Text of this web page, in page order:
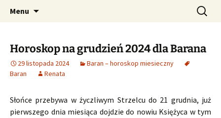
CzaroMarowy horoskop
dzienny, miesięczny i
tygodniowy
Profesjonalne przepowiednie astrologiczne
Menu Szukaj:
Horoskop na grudzień 2024 dla Barana
29 listopada 2024
Baran – horoskop miesieczny
Baran
Renata
Słońce przebywa w życzliwym Strzelcu do 21 grudnia, już
pierwszego dnia miesiąca dojdzie do nowiu Księżyca w tym